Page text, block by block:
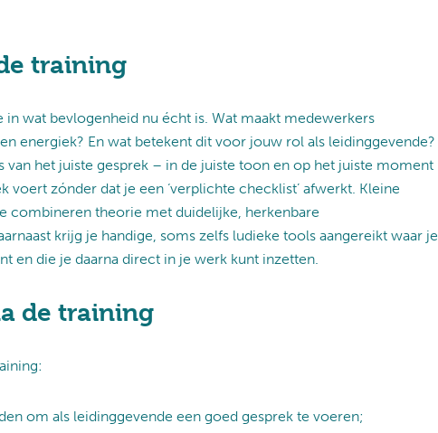
training
in wat bevlogenheid nu écht is. Wat maakt medewerkers
energiek? En wat betekent dit voor jouw rol als leidinggevende?
van het juiste gesprek – in de juiste toon en op het juiste moment
voert zónder dat je een ‘verplichte checklist’ afwerkt. Kleine
combineren theorie met duidelijke, herkenbare
krijg je handige, soms zelfs ludieke tools aangereikt waar je
en die je daarna direct in je werk kunt inzetten.
de training
om als leidinggevende een goed gesprek te voeren;